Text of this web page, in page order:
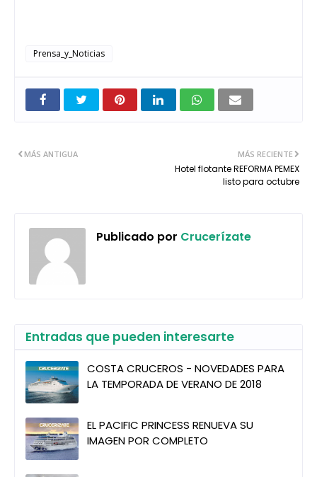
Prensa_y_Noticias
MÁS RECIENTE
Hotel flotante REFORMA PEMEX
listo para octubre
MÁS ANTIGUA
Publicado por Crucerízate
Entradas que pueden interesarte
COSTA CRUCEROS - NOVEDADES PARA
LA TEMPORADA DE VERANO DE 2018
EL PACIFIC PRINCESS RENUEVA SU
IMAGEN POR COMPLETO